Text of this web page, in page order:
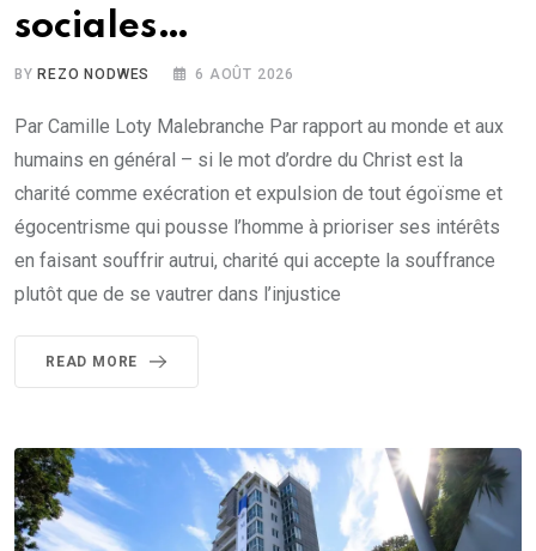
sociales…
BYREZO NODWES 6 AOÛT 2026
Par Camille Loty Malebranche Par rapport au monde et aux
humains en général – si le mot d’ordre du Christ est la
charité comme exécration et expulsion de tout égoïsme et
égocentrisme qui pousse l’homme à prioriser ses intérêts
en faisant souffrir autrui, charité qui accepte la souffrance
plutôt que de se vautrer dans l’injustice
READ MORE